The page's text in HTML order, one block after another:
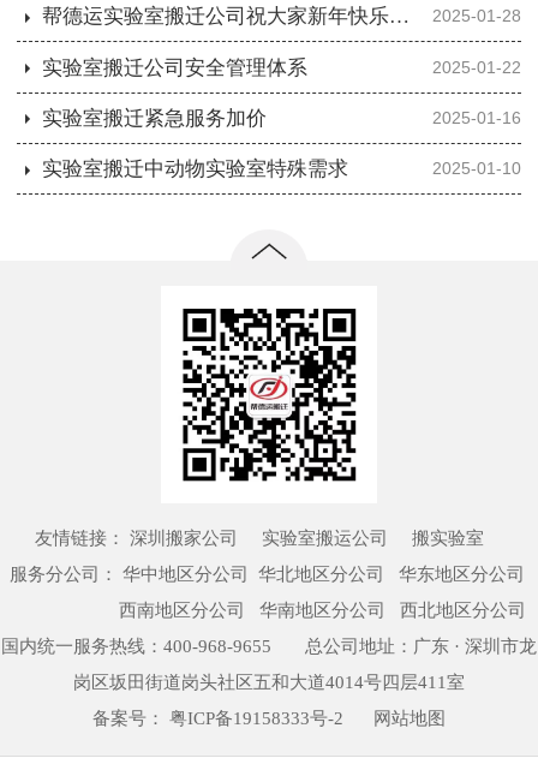
2025-01-28
帮德运实验室搬迁公司祝大家新年快乐，蛇年大吉！
2025-01-22
实验室搬迁公司安全管理体系
2025-01-16
实验室搬迁紧急服务加价
2025-01-10
实验室搬迁中动物实验室特殊需求
友情链接： 深圳搬家公司 实验室搬运公司
搬实验室
服务分公司： 华中地区分公司
华北地区分公司 华东地区分公司
西南地区分公司 华南地区分公司 西北地区分公司
国内统一服务热线： 400-968-9655 总公司地址：广东 · 深圳市龙
岗区坂田街道岗头社区五和大道4014号四层411室
备案号：
粤ICP备19158333号-2 网站地图